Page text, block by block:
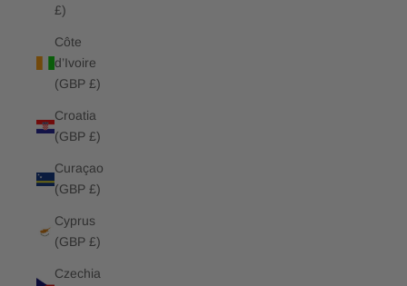
£)
Côte
d’Ivoire
(GBP £)
Croatia
(GBP £)
Curaçao
(GBP £)
Cyprus
(GBP £)
Czechia